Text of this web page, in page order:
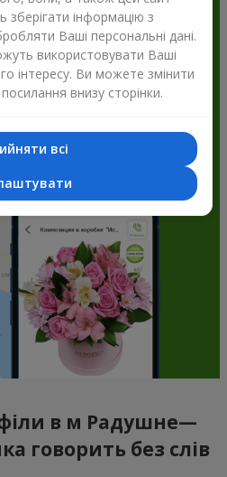
бонуси
в м Радушне—
говорить без слів
інформацію з
Ваші персональні дані.
використовувати Ваші
інтересу. Ви можете змінити
посилання внизу сторінки.
всі